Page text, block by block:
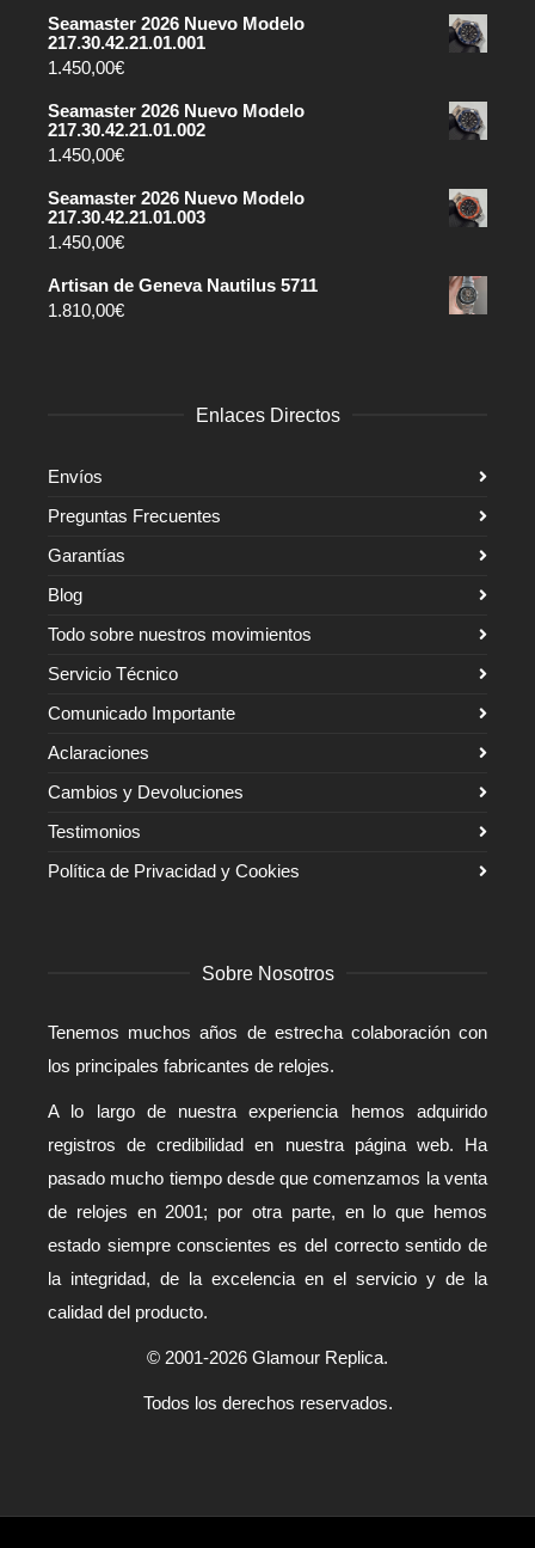
Seamaster 2026 Nuevo Modelo
217.30.42.21.01.001
1.450,00€
Seamaster 2026 Nuevo Modelo
217.30.42.21.01.002
1.450,00€
Seamaster 2026 Nuevo Modelo
217.30.42.21.01.003
1.450,00€
Artisan de Geneva Nautilus 5711
1.810,00€
Enlaces Directos
Envíos
Preguntas Frecuentes
Garantías
Blog
Todo sobre nuestros movimientos
Servicio Técnico
Comunicado Importante
Aclaraciones
Cambios y Devoluciones
Testimonios
Política de Privacidad y Cookies
Sobre Nosotros
Tenemos muchos años de estrecha colaboración con
los principales fabricantes de relojes.
A lo largo de nuestra experiencia hemos adquirido
registros de credibilidad en nuestra página web. Ha
pasado mucho tiempo desde que comenzamos la venta
de relojes en 2001; por otra parte, en lo que hemos
estado siempre conscientes es del correcto sentido de
la integridad, de la excelencia en el servicio y de la
calidad del producto.
© 2001-2026 Glamour Replica.
Todos los derechos reservados.